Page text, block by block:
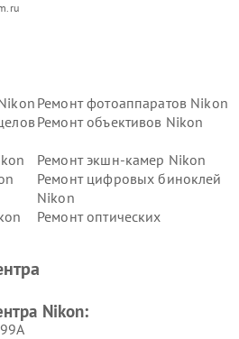
Ремонт фотоаппаратов Nikon
Ремонт объективов Nikon
Ремонт экшн-камер Nikon
Ремонт цифровых биноклей
Nikon
Ремонт оптических
Nikon: